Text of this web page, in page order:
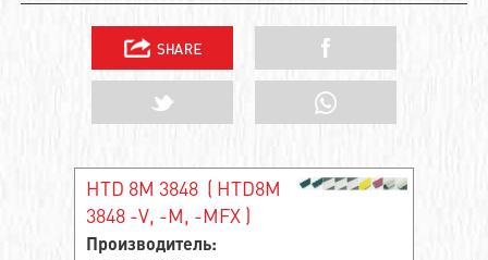
HTD 8M 3848 ( HTD8M
3848 -V, -M, -MFX )
Производитель: